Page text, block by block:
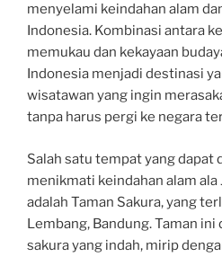
menyelami keindahan alam
Indonesia. Kombinasi antara
memukau dan kekayaan
Indonesia menjadi destinasi
wisatawan yang ingin
tanpa harus pergi ke negara
Salah satu tempat yang dapat
menikmati keindahan alam ala
adalah Taman Sakura, yang
Lembang, Bandung. Taman
sakura yang indah, mirip